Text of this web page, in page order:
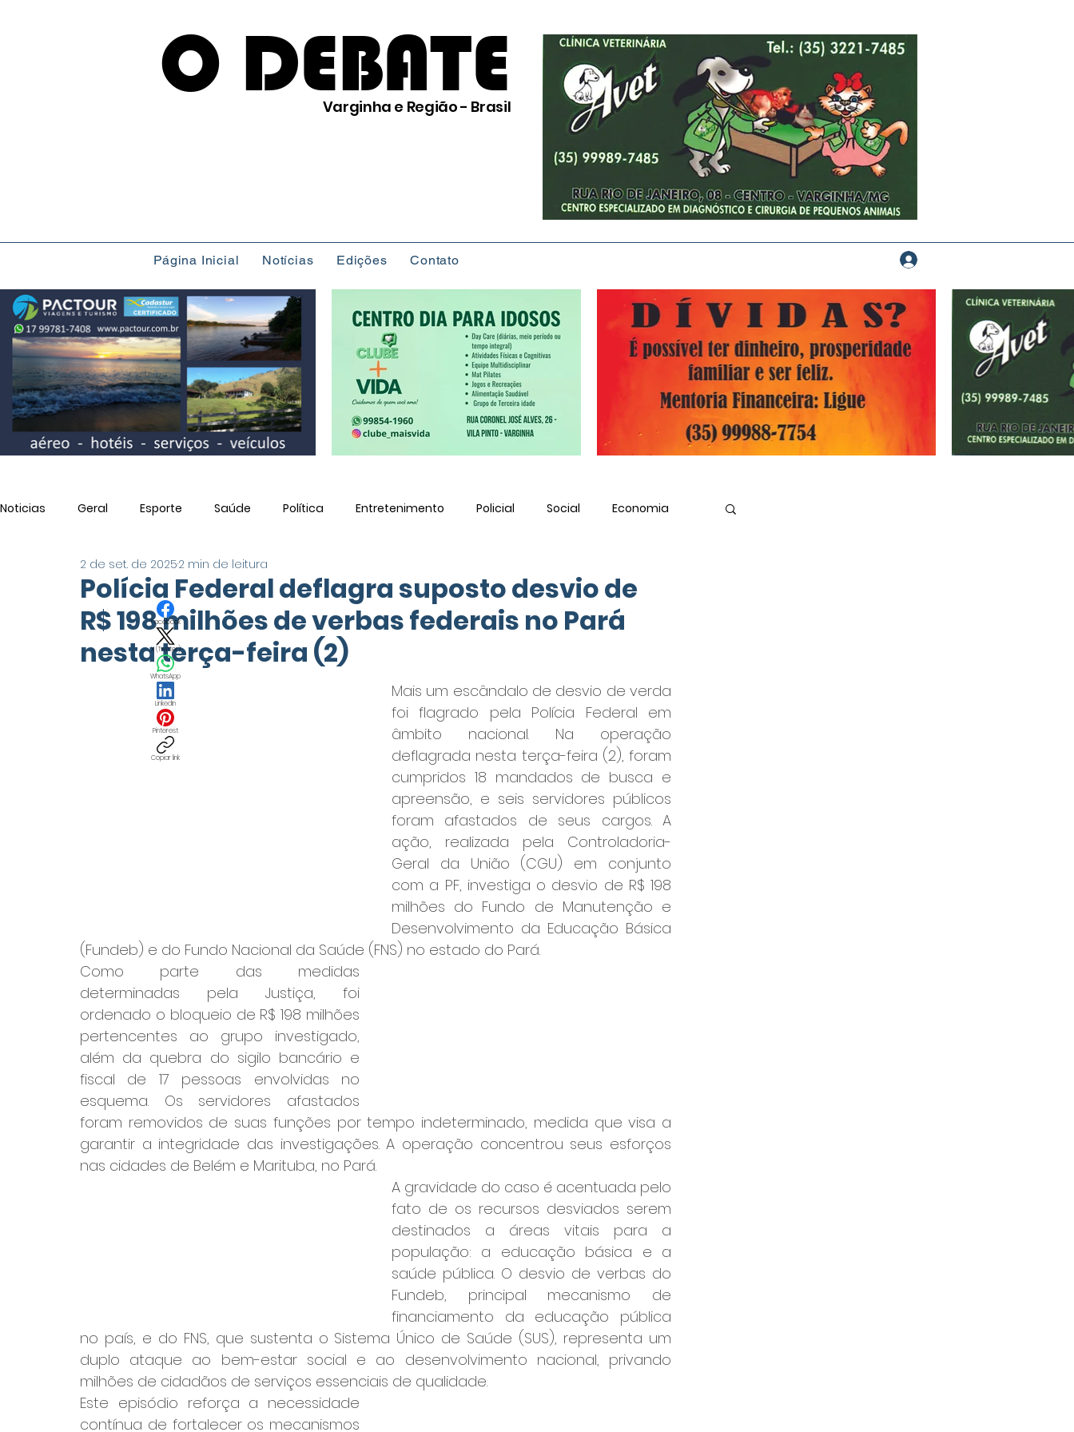
O DEBATE
Varginha e Região - Brasil
Página Inicial Notícias Edições Contato
Noticias Geral Esporte Saúde Política Entretenimento Policial Social Economia
Utilidade PúblicaPolícia Federal deflagra suposto desvio de
R$ 198 milhões de verbas federais no Pará
nesta terça-feira (2)
2 de set. de 20252 min de leitura
Mais um escândalo de desvio de verda
foi flagrado pela Polícia Federal em
âmbito nacional. Na operação
deflagrada nesta terça-feira (2), foram
cumpridos 18 mandados de busca e
apreensão, e seis servidores públicos
foram afastados de seus cargos. A
ação, realizada pela Controladoria-
Geral da União (CGU) em conjunto
com a PF, investiga o desvio de R$ 198
milhões do Fundo de Manutenção e
Desenvolvimento da Educação Básica
(Fundeb) e do Fundo Nacional da Saúde (FNS) no estado do Pará.
Como parte das medidas
determinadas pela Justiça, foi
ordenado o bloqueio de R$ 198 milhões
pertencentes ao grupo investigado,
além da quebra do sigilo bancário e
fiscal de 17 pessoas envolvidas no
esquema. Os servidores afastados
foram removidos de suas funções por tempo indeterminado, medida que visa a
garantir a integridade das investigações. A operação concentrou seus esforços
nas cidades de Belém e Marituba, no Pará.
A gravidade do caso é acentuada pelo
fato de os recursos desviados serem
destinados a áreas vitais para a
população: a educação básica e a
saúde pública. O desvio de verbas do
Fundeb, principal mecanismo de
financiamento da educação pública
no país, e do FNS, que sustenta o Sistema Único de Saúde (SUS), representa um
duplo ataque ao bem-estar social e ao desenvolvimento nacional, privando
milhões de cidadãos de serviços essenciais de qualidade.
Este episódio reforça a necessidade
contínua de fortalecer os mecanismos
Facebook
X (Twitter)
WhatsApp
LinkedIn
Pinterest
Copiar link